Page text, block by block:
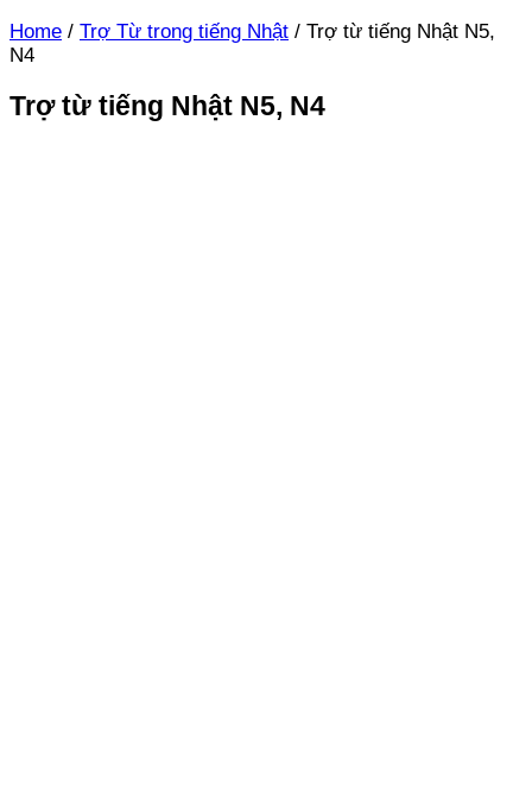
Home / Trợ Từ trong tiếng Nhật / Trợ từ tiếng Nhật N5,
N4
Trợ từ tiếng Nhật N5, N4